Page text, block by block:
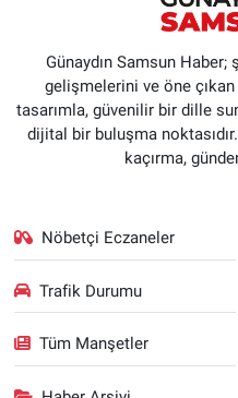
Günaydın Samsun
gelişmelerini ve öne
tasarımla, güvenilir bir dille
dijital bir buluşma
kaçırma,
Nöbetçi Eczaneler
Trafik Durumu
Tüm Manşetler